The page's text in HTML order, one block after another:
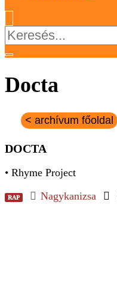
Keresés:
Docta
< archívum főoldal
DOCTA
• Rhyme Project
RAP Nagykanizsa